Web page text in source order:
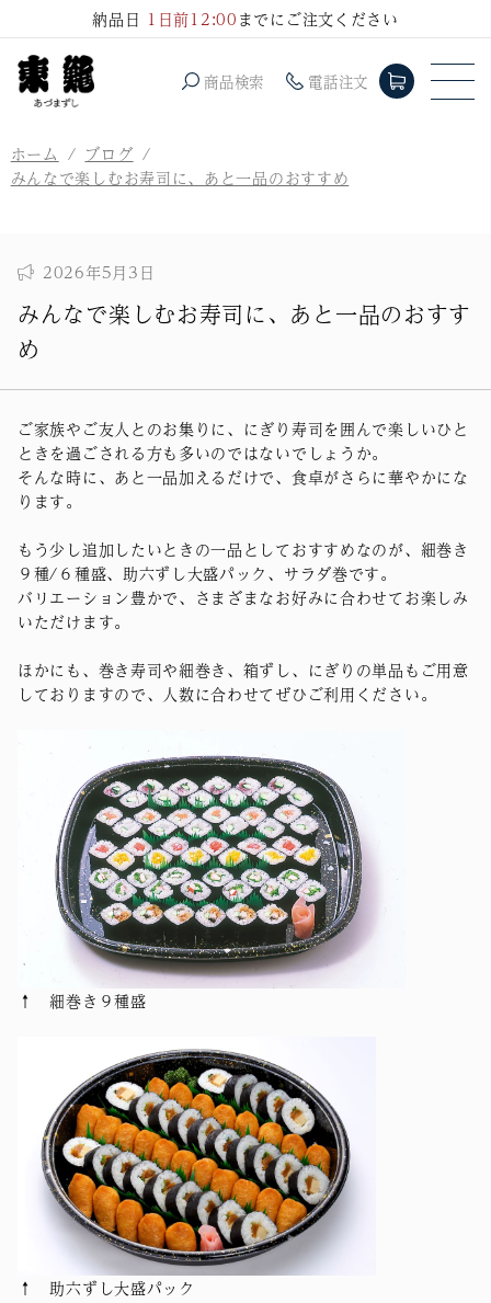
進む
納品日 1日前12:00までにご注文ください
商品検索 電話注文
ホーム
ブログ
みんなで楽しむお寿司に、あと一品のおすすめ
2026年5月3日
みんなで楽しむお寿司に、あと一品のおすす
め
ご家族やご友人とのお集りに、にぎり寿司を囲んで楽しいひと
ときを過ごされる方も多いのではないでしょうか。
そんな時に、あと一品加えるだけで、食卓がさらに華やかにな
ります。
もう少し追加したいときの一品としておすすめなのが、細巻き
９種/６種盛、助六ずし大盛パック、サラダ巻です。
バリエーション豊かで、さまざまなお好みに合わせてお楽しみ
いただけます。
ほかにも、巻き寿司や細巻き、箱ずし、にぎりの単品もご用意
しておりますので、人数に合わせてぜひご利用ください。
↑ 細巻き９種盛
↑ 助六ずし大盛パック